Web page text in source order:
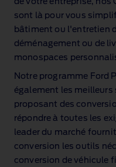
de votre entreprise, nos
sont là pour vous
bâtiment ou l'entretien
déménagement ou de
monospaces
Notre programme Ford
également les
proposant des
répondre à toutes les
leader du marché
conversion les outils
conversion de véhicule